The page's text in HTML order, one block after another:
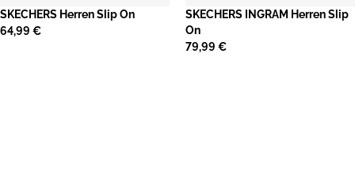
SKECHERS Herren Slip On
64,99 €
​SKECHERS INGRAM Herren Slip
On
79,99 €